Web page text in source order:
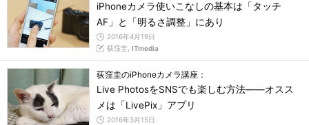
iPhoneカメラ使いこなしの基本は「タッチ
AF」と「明るさ調整」にあり
2016年4月19日
荻窪圭, ITmedia
荻窪圭のiPhoneカメラ講座：
Live PhotosをSNSでも楽しむ方法――オスス
メは「LivePix」アプリ
2016年3月15日